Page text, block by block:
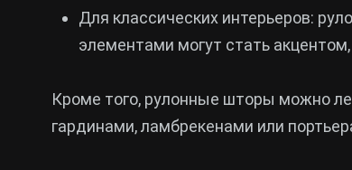
Для классических интерьеров:
элементами могут стать
Кроме того, рулонные шторы можно
гардинами, ламбрекенами или